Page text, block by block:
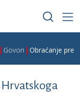
Govori Obraćanje